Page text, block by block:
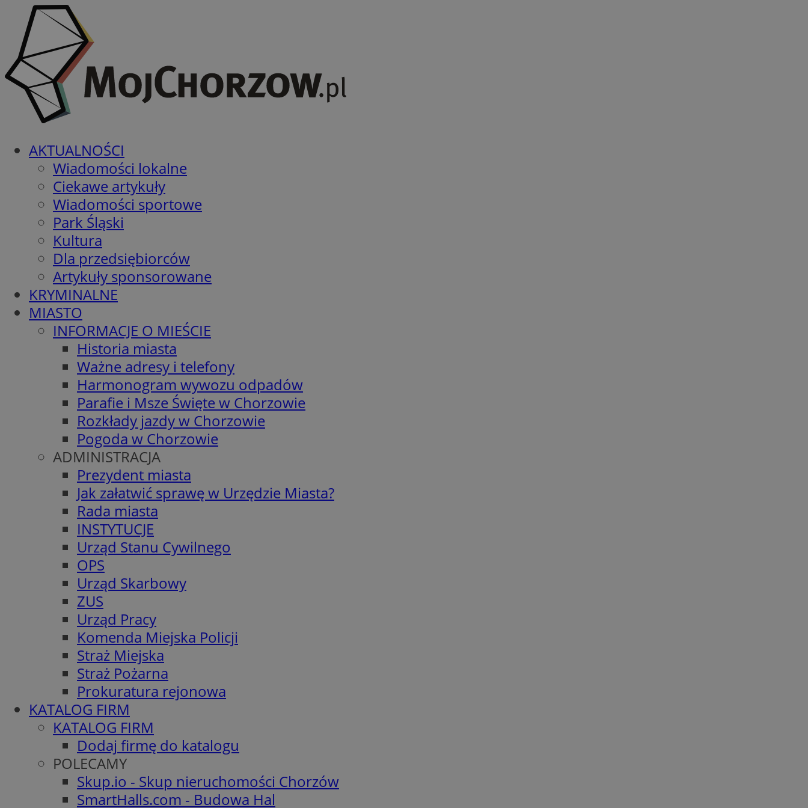
AKTUALNOŚCI
Wiadomości lokalne
Ciekawe artykuły
Wiadomości sportowe
Park Śląski
Kultura
Dla przedsiębiorców
Artykuły sponsorowane
KRYMINALNE
MIASTO
INFORMACJE O MIEŚCIE
Historia miasta
Ważne adresy i telefony
Harmonogram wywozu odpadów
Parafie i Msze Święte w Chorzowie
Rozkłady jazdy w Chorzowie
Pogoda w Chorzowie
ADMINISTRACJA
Prezydent miasta
Jak załatwić sprawę w Urzędzie Miasta?
Rada miasta
INSTYTUCJE
Urząd Stanu Cywilnego
OPS
Urząd Skarbowy
ZUS
Urząd Pracy
Komenda Miejska Policji
Straż Miejska
Straż Pożarna
Prokuratura rejonowa
KATALOG FIRM
KATALOG FIRM
Dodaj firmę do katalogu
POLECAMY
Skup.io - Skup nieruchomości Chorzów
SmartHalls.com - Budowa Hal